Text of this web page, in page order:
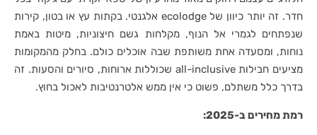
חדר. זה יותר כיוון של ecolodge אלגנטי. בקתות עץ או בטון, קירות
שנפתחים לגמרי אל הנוף, מקלחות גשם חיצוניות, מיטות באמת
נוחות, ומסעדה אחת משותפת שבה אוכלים כולם. בחלק מהמקומות
מציעים חבילות all-inclusive שכוללות ארוחות, סיורים והסעות. זה
בדרך כלל משתלם, פשוט כי אין ממש אלטרנטיבות לאכול בחוץ.
רמת מחירים ב-2025: